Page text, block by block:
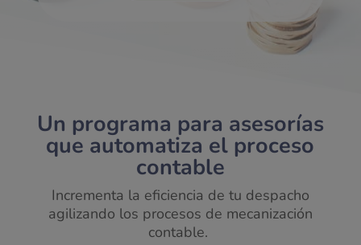
Un programa para asesorías
que automatiza el proceso
contable
Incrementa la eficiencia de tu despacho
agilizando los procesos de mecanización
contable.